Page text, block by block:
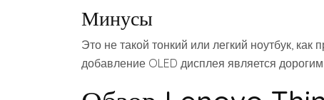
Минусы
Это не такой тонкий или легкий ноутбук,
добавление OLED дисплея является